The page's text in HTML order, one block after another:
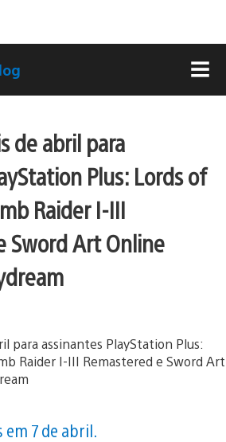
de abril para
Plus: Lords of
Raider I-III
Sword Art Online
7 de abril.